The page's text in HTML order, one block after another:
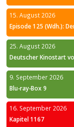
15. August 2026
Episode 125 (Wdh.):
25. August 2026
Deutscher Kinostart
9. September 2026
Blu-ray-Box 9
16. September 2026
Kapitel 1167